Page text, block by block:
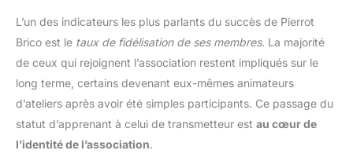
vélos est non seulement durable mais également antirouille
trous et les fentes de fixation des vis sont fixés sur le panneau
en bois avec des vis pour une utilisation facile dans les
véhicules/stationnements intérieurs, etc., une installation
rapide, compacte et pratique. 🚒 【Petit et léger】Support de
Fourche de Bicyclette Taille environ 16,2 * 7,5 * 4 cm, porte-
bagages à clip fixe pour fourche avant de vélo compact léger
déformée, facile à transporter, aucun fardeau n'endommagera
la surface de votre voiture, un belle force de camp sans poids.
Vous recevrez : 1 x support de fourche de vélo, 4 x paires
L’un des indicateurs les plus parlants du succès de Pierrot
Brico est le taux de fidélisation de ses membres. La majorité
de ceux qui rejoignent l’association restent impliqués sur le
long terme, certains devenant eux-mêmes animateurs
d’ateliers après avoir été simples participants. Ce passage du
statut d’apprenant à celui de transmetteur est au cœur de
l’identité de l’association.